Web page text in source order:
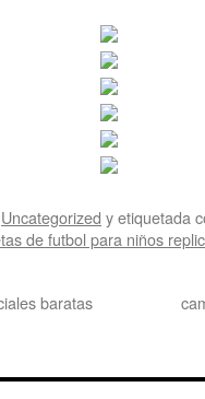
Uncategorized y etiquetada
de futbol para niños
baratas